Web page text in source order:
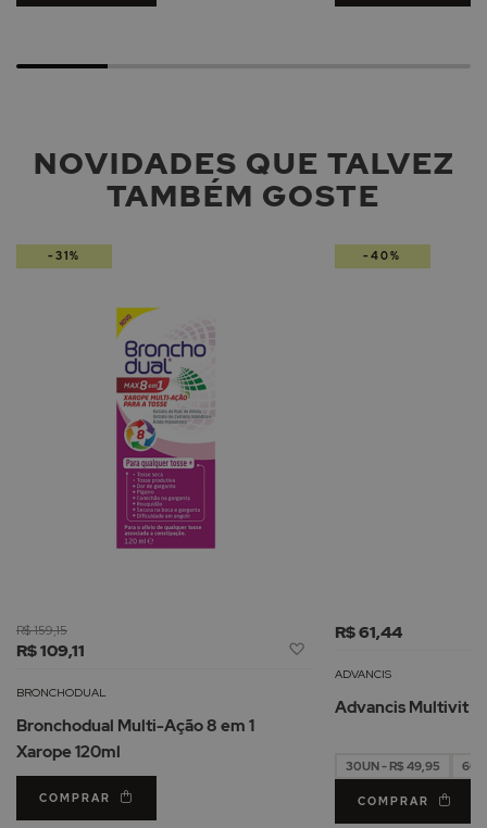
NOVIDADES QUE TALVEZ
TAMBÉM GOSTE
R$ 109,11
R$ 159,15
Adicionar
BRONCHODUAL
Bronchodual Multi-Ação 8 em 1
Xarope 120ml
COMPRAR
-31%
R$ 61,44
ADVANCIS
Advancis Multivit
30UN - R$ 49,95
COMPRAR
-40%